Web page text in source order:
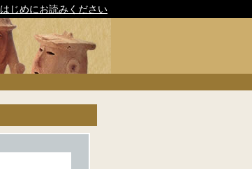
はじめにお読みください